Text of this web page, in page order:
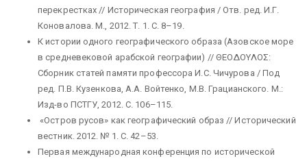
перекрестках // Историческая география / Отв. ред. И.Г.
Коновалова. М., 2012. Т. 1. С. 8–19.
К истории одного географического образа (Азовское море
в средневековой арабской географии) // ΘΕΟΔΟΥΛΟΣ:
Сборник статей памяти профессора И.С. Чичурова / Под
ред. П.В. Кузенкова, А.А. Войтенко, М.В. Грацианского. М.:
Изд-во ПСТГУ, 2012. С. 106–115.
«Остров русов» как географический образ // Исторический
вестник. 2012. № 1. С. 42–53.
Первая международная конференция по исторической